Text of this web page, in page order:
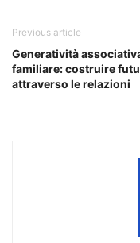
Previous article
Generatività
familiare: costruire
attraverso le relazioni